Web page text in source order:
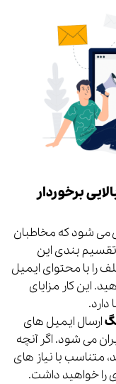
برخوردار
می شود که مخاطبان
بندی این
را با محتوای ایمیل
این کار مزایای
ارسال ایمیل های
می شود. اگر آنچه
متناسب با نیاز های
را خواهید داشت.